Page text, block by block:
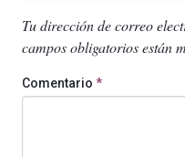
Tu dirección de correo
campos obligatorios están
Comentario *